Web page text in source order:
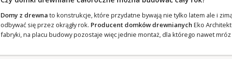
Domy z drewna to konstrukcje, które przydatne bywają nie tylko latem ale i
odbywać się przez okrągły rok. Producent domków drewnianych Eko
fabryki, na placu budowy pozostaje więc jednie montaż, dla którego nawet